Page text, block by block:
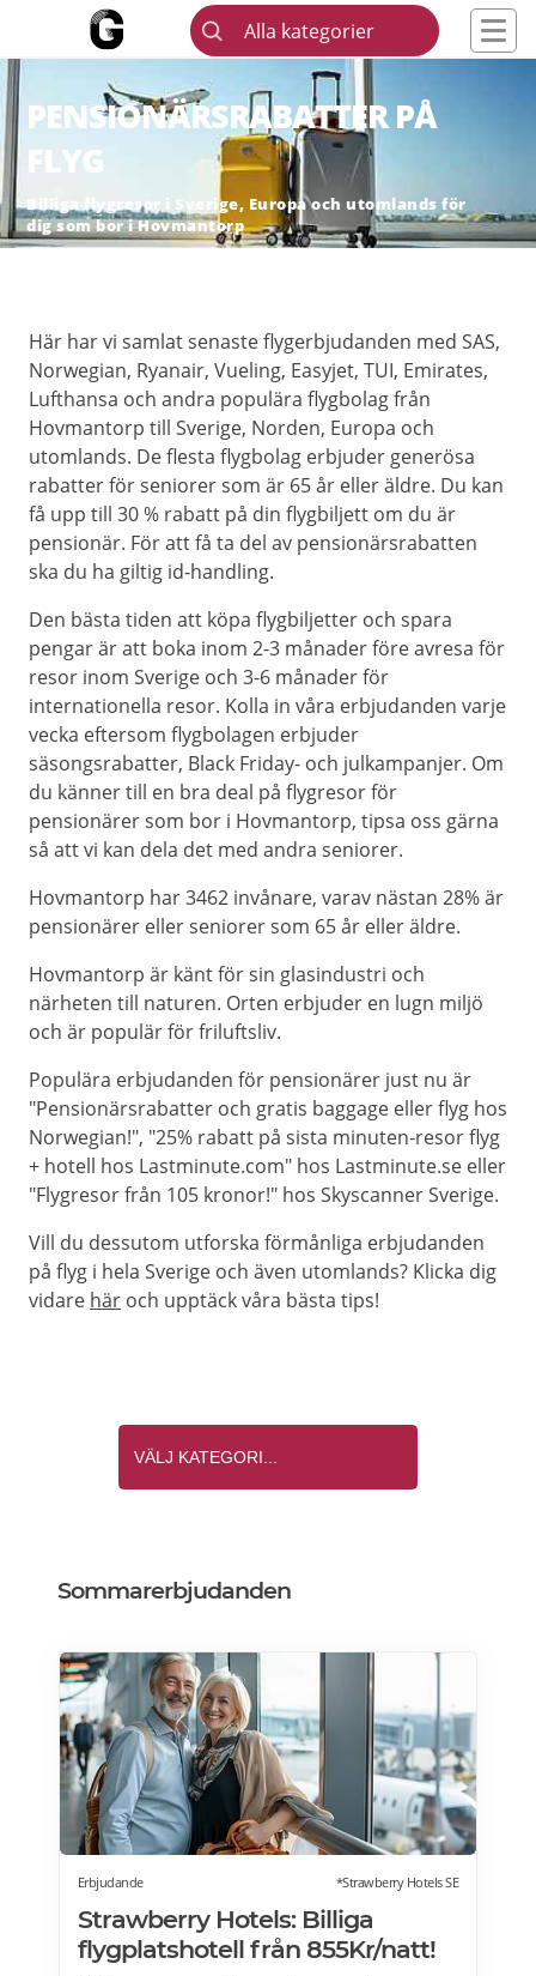
Alla kategorier
PENSIONÄRSRABATTER PÅ
FLYG
Billiga flygresor i Sverige, Europa och utomlands för
dig som bor i Hovmantorp
Här har vi samlat senaste flygerbjudanden med SAS,
Norwegian, Ryanair, Vueling, Easyjet, TUI, Emirates,
Lufthansa och andra populära flygbolag från
Hovmantorp till Sverige, Norden, Europa och
utomlands. De flesta flygbolag erbjuder generösa
rabatter för seniorer som är 65 år eller äldre. Du kan
få upp till 30 % rabatt på din flygbiljett om du är
pensionär. För att få ta del av pensionärsrabatten
ska du ha giltig id-handling.
Den bästa tiden att köpa flygbiljetter och spara
pengar är att boka inom 2-3 månader före avresa för
resor inom Sverige och 3-6 månader för
internationella resor. Kolla in våra erbjudanden varje
vecka eftersom flygbolagen erbjuder
säsongsrabatter, Black Friday- och julkampanjer. Om
du känner till en bra deal på flygresor för
pensionärer som bor i Hovmantorp, tipsa oss gärna
så att vi kan dela det med andra seniorer.
Hovmantorp har 3462 invånare, varav nästan 28% är
pensionärer eller seniorer som 65 år eller äldre.
Hovmantorp är känt för sin glasindustri och
närheten till naturen. Orten erbjuder en lugn miljö
och är populär för friluftsliv.
Populära erbjudanden för pensionärer just nu är
"Pensionärsrabatter och gratis baggage eller flyg hos
Norwegian!", "25% rabatt på sista minuten-resor flyg
+ hotell hos Lastminute.com" hos Lastminute.se eller
"Flygresor från 105 kronor!" hos Skyscanner Sverige.
Vill du dessutom utforska förmånliga erbjudanden
på flyg i hela Sverige och även utomlands? Klicka dig
vidare här och upptäck våra bästa tips!
Sommarerbjudanden
Erbjudande *Strawberry Hotels SE
Strawberry Hotels: Billiga
flygplatshotell från 855Kr/natt!